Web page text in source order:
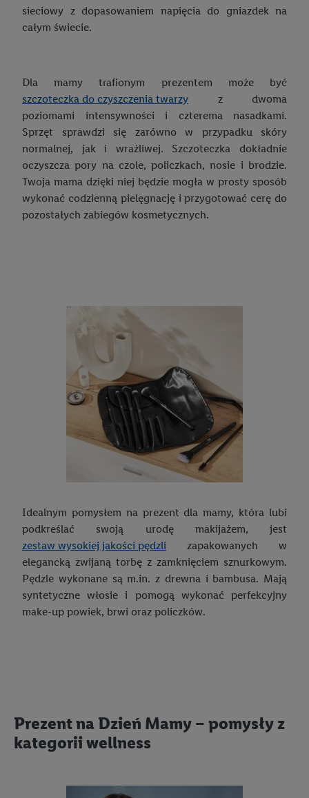
Drugie śniadanie do szkoły – co warto o nim wiedzieć?
Gry i zabawki edukacyjne dla dzieci – co kupić maluchom?
Mamo, tato, pomóżcie mi w lekcjach! Szkolne gadżety, które
zachęcają do nauki
Obudź w swoim dziecku małego artystę, czyli jak wspierać
kreatywność maluchów
Kącik do nauki dla dziecka. Jak go praktycznie urządzić?
sieciowy z dopasowaniem napięcia do gniazdek na
całym świecie.
Dla mamy trafionym prezentem może być
szczoteczka do czyszczenia twarzy z dwoma
poziomami intensywności i czterema nasadkami.
Sprzęt sprawdzi się zarówno w przypadku skóry
normalnej, jak i wrażliwej. Szczoteczka dokładnie
oczyszcza pory na czole, policzkach, nosie i brodzie.
Twoja mama dzięki niej będzie mogła w prosty sposób
wykonać codzienną pielęgnację i przygotować cerę do
pozostałych zabiegów kosmetycznych.
Idealnym pomysłem na prezent dla mamy, która lubi
podkreślać swoją urodę makijażem, jest
zestaw wysokiej jakości pędzli zapakowanych w
elegancką zwijaną torbę z zamknięciem sznurkowym.
Pędzle wykonane są m.in. z drewna i bambusa. Mają
syntetyczne włosie i pomogą wykonać perfekcyjny
make-up powiek, brwi oraz policzków.
Prezent na Dzień Mamy – pomysły z
kategorii wellness